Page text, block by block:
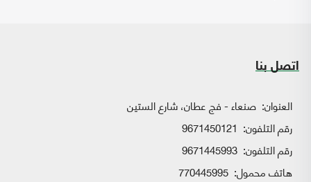
اتصل بنا
العنوان: صنعاء - فج عطان، شارع الستين
رقم التلفون: 9671450121
رقم التلفون: 9671445993
هاتف محمول: 770445995